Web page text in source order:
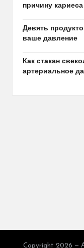
причину кариеса
Девять
ваше давление
Как стакан
артериальное
Copyright 2026 —